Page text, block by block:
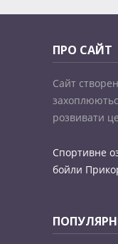
ПРО САЙТ
Сайт
розвивати
Спортивне
бойли